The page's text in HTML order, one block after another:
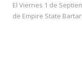
El Viernes 1 de
de Empire State